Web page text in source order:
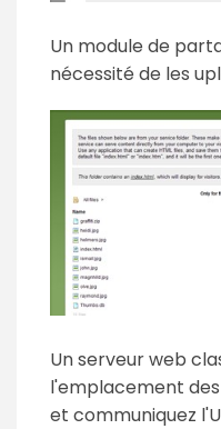
Un module de
nécessité de les
Un serveur web
l'emplacement
et communiquez